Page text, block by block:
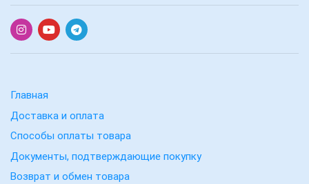
Главная
Доставка и оплата
Способы оплаты товара
Документы, подтверждающие покупку
Возврат и обмен товара